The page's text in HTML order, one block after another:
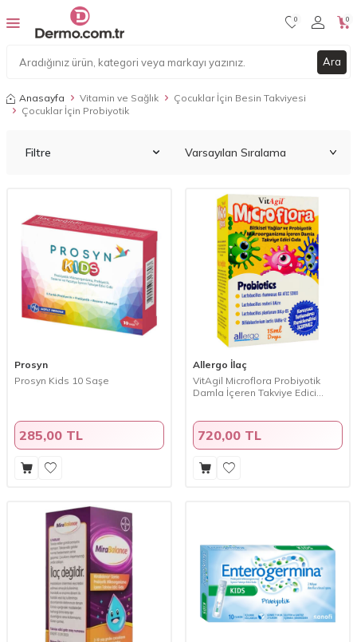
Ara
0 0
Anasayfa Vitamin ve Sağlık
Çocuklar İçin Besin Takviyesi
Çocuklar İçin Probiyotik
Filtre
Prosyn
Prosyn Kids 10 Saşe
285,00 TL
Allergo İlaç
VitAgil Microflora Probiyotik
Damla İçeren Takviye Edici
720,00 TL